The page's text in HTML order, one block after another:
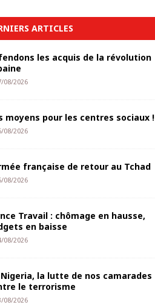
ARTICLES
les acquis de la révolution
08/2026
moyens pour les centres sociaux !
08/2026
française de retour au Tchad
08/2026
Travail : chômage en hausse,
en baisse
08/2026
la lutte de nos camarades
le terrorisme
08/2026